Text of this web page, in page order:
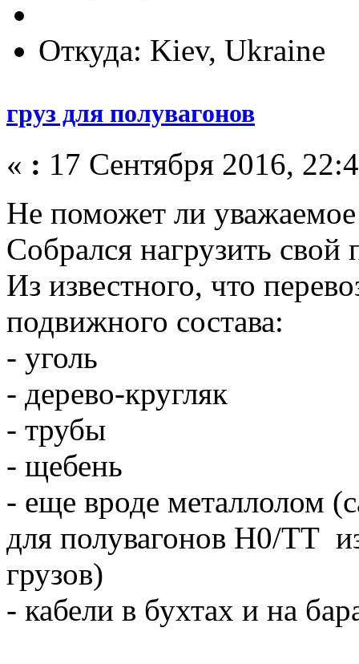
Откуда: Kiev, Ukraine
груз для полувагонов
« : 17 Сентября 2016,
Не поможет ли
Собрался нагрузить свой
Из известного, что
подвижного состава:
- уголь
- дерево-кругляк
- трубы
- щебень
- еще вроде металлолом
для полувагонов H0/TT
грузов)
- кабели в бухтах и на